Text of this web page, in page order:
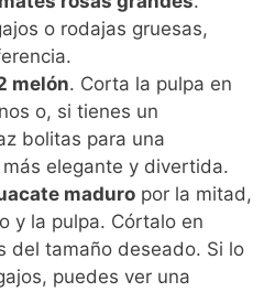
o rodajas gruesas,
melón. Corta la pulpa en
o, si tienes un
bolitas para una
elegante y divertida.
maduropor la mitad,
y la pulpa. Córtalo en
del tamaño deseado. Si lo
puedes ver una